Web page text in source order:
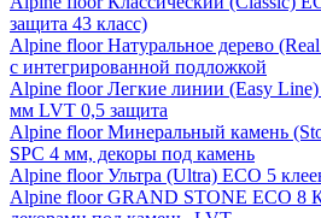
защита 43 класс)
Alpine floor Натуральное дерево
с интегрированной подложкой
Alpine floor Легкие линии (Easy
мм LVT 0,5 защита
Alpine floor Минеральный камень
SPC 4 мм, декоры под камень
Alpine floor Ультра (Ultra) ECO 5
Alpine floor GRAND STONE ECO 8